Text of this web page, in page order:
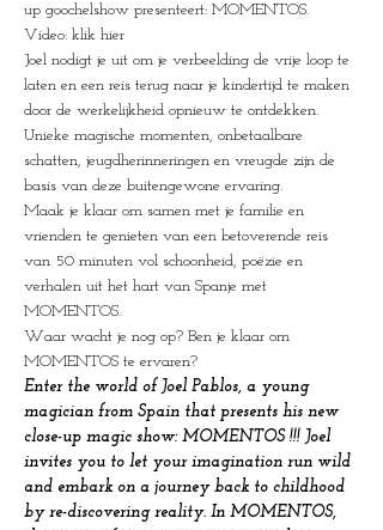
up goochelshow presenteert: MOMENTOS.
Video: klik hier
Joel nodigt je uit om je verbeelding de vrije loop te
laten en een reis terug naar je kindertijd te maken
door de werkelijkheid opnieuw te ontdekken.
Unieke magische momenten, onbetaalbare
schatten, jeugdherinneringen en vreugde zijn de
basis van deze buitengewone ervaring.
Maak je klaar om samen met je familie en
vrienden te genieten van een betoverende reis
van 50 minuten vol schoonheid, poëzie en
verhalen uit het hart van Spanje met
MOMENTOS.
Waar wacht je nog op? Ben je klaar om
MOMENTOS te ervaren?
Enter the world of Joel Pablos, a young
magician from Spain that presents his new
close-up magic show: MOMENTOS !!! Joel
invites you to let your imagination run wild
and embark on a journey back to childhood
by re-discovering reality. In MOMENTOS,